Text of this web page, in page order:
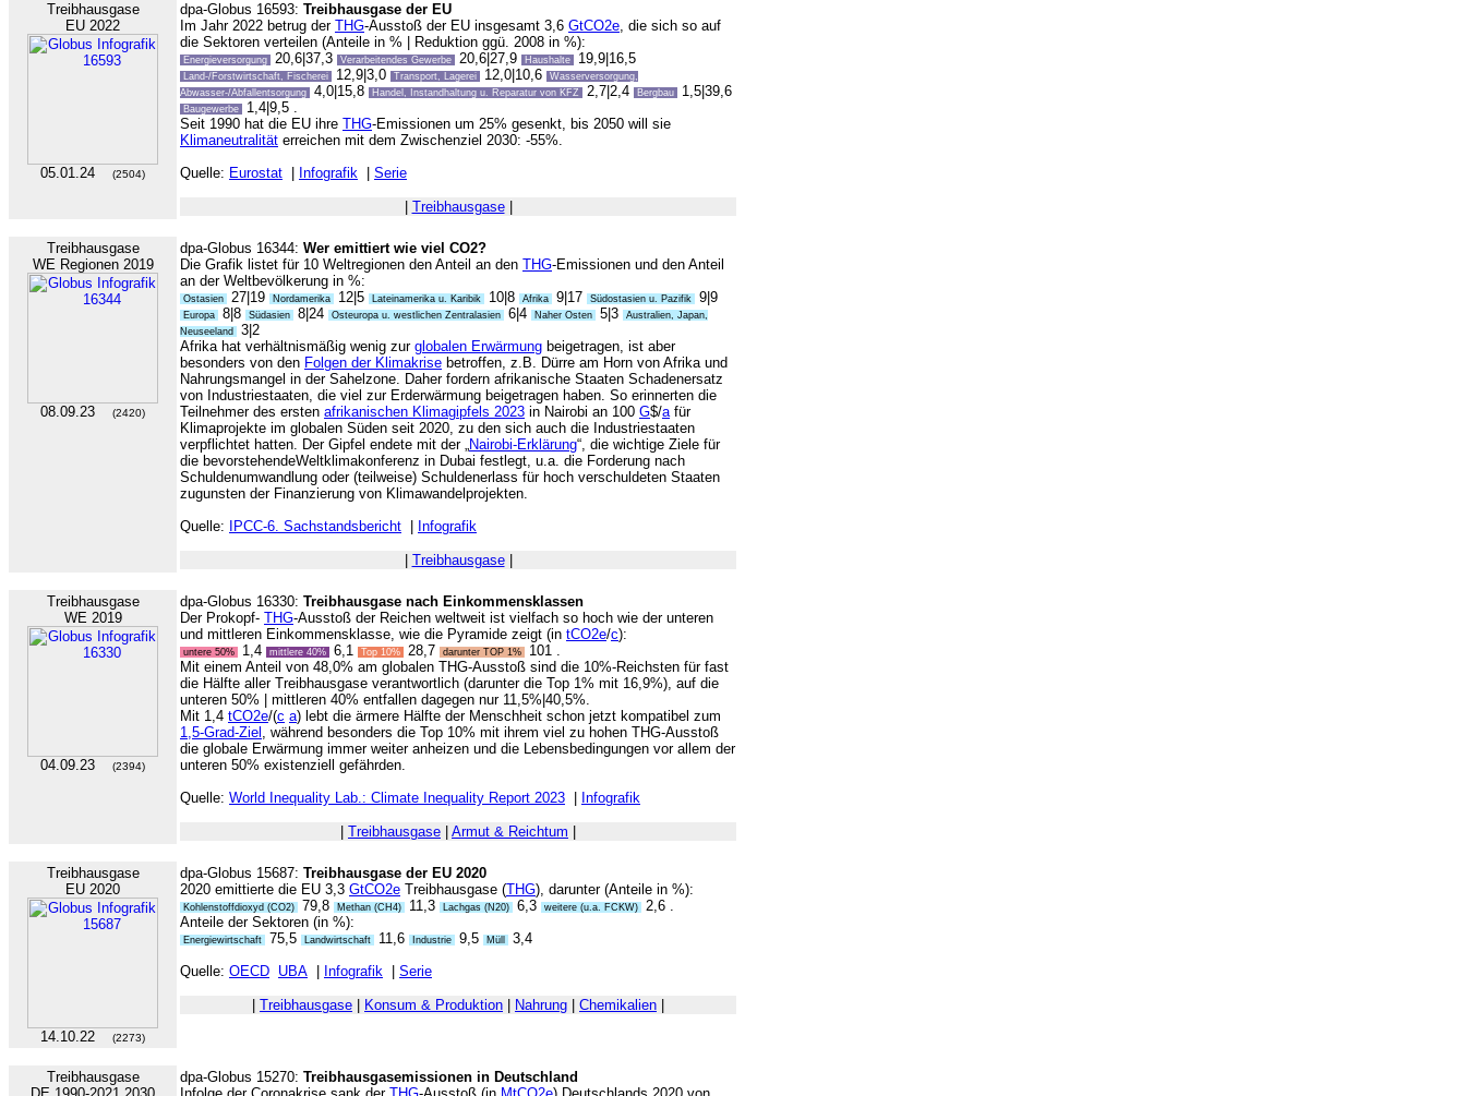
Treibhausgase
EU 2022
05.01.24 (2504)
dpa-Globus 16593: Treibhausgase der EU
Im Jahr 2022 betrug der THG-Ausstoß der EU insgesamt 3,6 GtCO2e, die sich so auf
die Sektoren verteilen (Anteile in % | Reduktion ggü. 2008 in %):
Energieversorgung 20,6|37,3 Verarbeitendes Gewerbe 20,6|27,9 Haushalte 19,9|16,5
Land-/Forstwirtschaft, Fischerei 12,9|3,0 Transport, Lagerei 12,0|10,6
Wasserversorgung,
Abwasser-/Abfallentsorgung
4,0|15,8 Handel, Instandhaltung u. Reparatur von KFZ 2,7|2,4 Bergbau 1,5|39,6
Baugewerbe
1,4|9,5 .
Seit 1990 hat die EU ihre THG-Emissionen um 25% gesenkt, bis 2050 will sie
Klimaneutralität erreichen mit dem Zwischenziel 2030: -55%.
Quelle: Eurostat Infografik Serie
Treibhausgase|
Treibhausgase
WE Regionen 2019
08.09.23 (2420)
dpa-Globus 16344: Wer emittiert wie viel CO2?
Die Grafik listet für 10 Weltregionen den Anteil an den THG-Emissionen und den Anteil
an der Weltbevölkerung in %:
Ostasien 27|19 Nordamerika 12|5 Lateinamerika u. Karibik 10|8 Afrika 9|17 Südostasien u. Pazifik 9|9
Europa 8|8 Südasien 8|24 Osteuropa u. westlichen Zentralasien 6|4 Naher Osten 5|3
Australien, Japan,
Neuseeland
3|2
Afrika hat verhältnismäßig wenig zur globalen Erwärmung beigetragen, ist aber
besonders von den Folgen der Klimakrise betroffen, z.B. Dürre am Horn von Afrika und
Nahrungsmangel in der Sahelzone. Daher fordern afrikanische Staaten Schadenersatz
von Industriestaaten, die viel zur Erderwärmung beigetragen haben. So erinnerten die
Teilnehmer des ersten afrikanischen Klimagipfels 2023 in Nairobi an 100 G$/afür
Klimaprojekte im globalen Süden seit 2020, zu den sich auch die Industriestaaten
verpflichtet hatten. Der Gipfel endete mit der „Nairobi-Erklärung“, die wichtige Ziele für
die bevorstehendeWeltklimakonferenz in Dubai festlegt, u.a. die Forderung nach
Schuldenumwandlung oder (teilweise) Schuldenerlass für hoch verschuldeten Staaten
zugunsten der Finanzierung von Klimawandelprojekten.
Quelle:
IPCC-6. Sachstandsbericht Infografik
Treibhausgase|
Treibhausgase
WE 2019
04.09.23 (2394)
dpa-Globus 16330: Treibhausgase nach Einkommensklassen
Der Prokopf- THG-Ausstoß der Reichen weltweit ist vielfach so hoch wie der unteren
und mittleren Einkommensklasse, wie die Pyramide zeigt (in tCO2e/c):
untere 50% 1,4 mittlere 40% 6,1 Top 10% 28,7 darunter TOP 1%
101 .
Mit einem Anteil von 48,0% am globalen THG-Ausstoß sind die 10%-Reichsten für fast
die Hälfte aller Treibhausgase verantwortlich (darunter die Top 1% mit 16,9%), auf die
unteren 50% | mittleren 40% entfallen dagegen nur 11,5%|40,5%.
Mit 1,4 tCO2e/(c a) lebt die ärmere Hälfte der Menschheit schon jetzt kompatibel zum
1,5-Grad-Ziel , während besonders die Top 10% mit ihrem viel zu hohen THG-Ausstoß
die globale Erwärmung immer weiter anheizen und die Lebensbedingungen vor allem der
unteren 50% existenziell gefährden.
Quelle: World Inequality Lab.: Climate Inequality Report 2023 Infografik
Treibhausgase Armut & Reichtum
Treibhausgase
EU 2020
14.10.22 (2273)
dpa-Globus 15687: Treibhausgase der EU 2020
2020 emittierte die EU 3,3 GtCO2e Treibhausgase (THG), darunter (Anteile in %):
Kohlenstoffdioxyd (CO2) 79,8 Methan (CH4) 11,3 Lachgas (N20) 6,3 weitere (u.a. FCKW)
2,6 .
Anteile der Sektoren (in %):
Energiewirtschaft 75,5 Landwirtschaft 11,6 Industrie 9,5 Müll
3,4
Quelle: OECD UBA Infografik Serie
Treibhausgase Konsum & Produktion Nahrung Chemikalien
Treibhausgase
dpa-Globus 15270: Treibhausgasemissionen in Deutschland